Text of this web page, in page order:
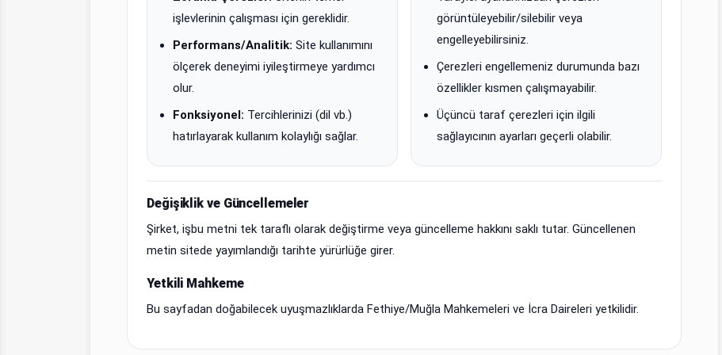
işlevlerinin çalışması için gereklidir.
Performans/Analitik: Site kullanımını
ölçerek deneyimi iyileştirmeye yardımcı
olur.
Fonksiyonel: Tercihlerinizi (dil vb.)
hatırlayarak kullanım kolaylığı sağlar.
görüntüleyebilir/silebilir veya
engelleyebilirsiniz.
Çerezleri engellemeniz durumunda bazı
özellikler kısmen çalışmayabilir.
Üçüncü taraf çerezleri için ilgili
sağlayıcının ayarları geçerli olabilir.
Değişiklik ve Güncellemeler
Şirket, işbu metni tek taraflı olarak değiştirme veya güncelleme hakkını saklı tutar. Güncellenen
metin sitede yayımlandığı tarihte yürürlüğe girer.
Yetkili Mahkeme
Bu sayfadan doğabilecek uyuşmazlıklarda Fethiye/Muğla Mahkemeleri ve İcra Daireleri yetkilidir.